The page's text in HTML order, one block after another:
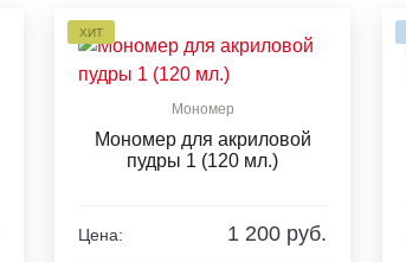
ХИТ
Мономер
Мономер для акриловой
пудры 1 (120 мл.)
Цена: 1 200 руб.